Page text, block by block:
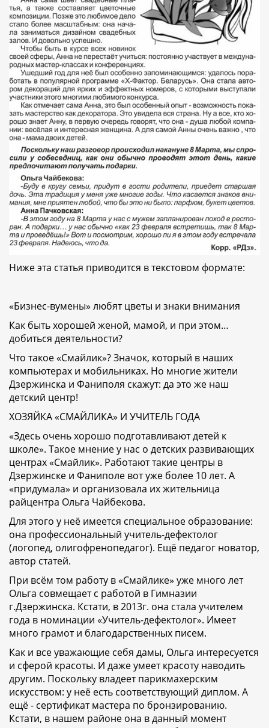
Ниже эта статья приводится в текстовом формате:
«Бизнес-вумены» любят цветы и знаки внимания
Как быть хорошей женой, мамой, и при этом…
добиться деятельности?
Что такое «Смайлик»? Значок, который в наших
компьютерах и мобильниках. Но многие жители
Дзержинска и Фаниполя скажут: да это же наш
детский центр!
ХОЗЯЙКА «СМАЙЛИКА» И УЧИТЕЛЬ ГОДА
«Здесь очень хорошо подготавливают детей к
школе». Такое мнение у нас о детских развивающих
центрах «Смайлик». Работают такие центры в
Дзержинске и Фаниполе вот уже более 10 лет. А
«придумала» и организовала их жительница
райцентра Ольга Чайбекова.
Для этого у неё имеется специальное образование:
она профессиональный учитель-дефектолог
(логопед, олигофренопедагог). Ещё педагог новатор,
автор статей.
При всём том работу в «Смайлике» уже много лет
Ольга совмещает с работой в Гимназии
г.Дзержинска. Кстати, в 2013г. она стала учителем
года в номинации «Учитель-дефектолог». Имеет
много грамот и благодарственных писем.
Как и все уважающие себя дамы, Ольга интересуется
и сферой красоты. И даже умеет красоту наводить
другим. Поскольку владеет парикмахерским
искусством: у неё есть соответствующий диплом. А
ещё - сертификат мастера по бронзированию.
Кстати, в нашем районе она в данный момент